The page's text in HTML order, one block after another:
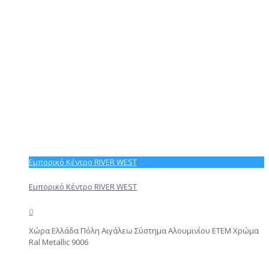
Εμπορικό Κέντρο RIVER WEST
Εμπορικό Κέντρο RIVER WEST
0
Χώρα Ελλάδα Πόλη Αιγάλεω Σύστημα Αλουμινίου ΕΤΕΜ Χρώμα
Ral Metallic 9006